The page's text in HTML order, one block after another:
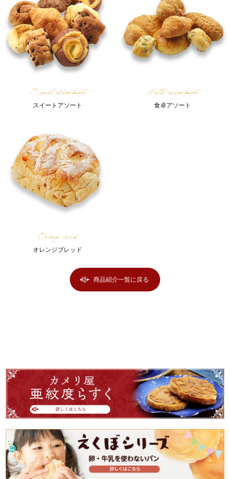
Sweet assortment
スイートアソート
Table assortment
食卓アソート
Orange bread
オレンジブレッド
商品紹介一覧に戻る